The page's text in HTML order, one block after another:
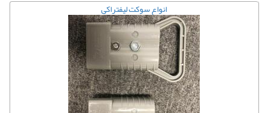
انواع سوکت لیفتراکی